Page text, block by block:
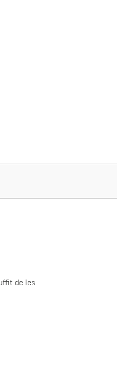
de les